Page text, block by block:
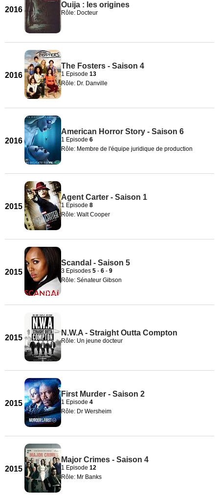
2016
Ouija : les origines
Rôle: Docteur
2016
The Fosters - Saison 4
1 Episode 13
Rôle: Dr. Danville
2016
American Horror Story - Saison 6
1 Episode 6
Rôle: Membre de l'équipe juridique de production
2015
Agent Carter - Saison 1
1 Episode 8
Rôle: Walt Cooper
2015
Scandal - Saison 5
3 Episodes 5 - 6 - 9
Rôle: Sénateur Gibson
2015
N.W.A - Straight Outta Compton
Rôle: Un jeune docteur
2015
First Murder - Saison 2
1 Episode 4
Rôle: Dr Wersheim
2015
Major Crimes - Saison 4
1 Episode 12
Rôle: Mr Banks